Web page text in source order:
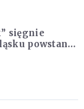
sięgnie
powstanie